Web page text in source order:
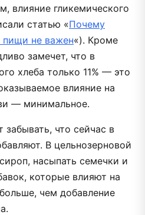
влияние гликемического
статью «Почему
пищи не важен«). Кроме
замечет, что в
хлеба только 11% — это
влияние на
— минимальное.
забывать, что сейчас в
В цельнозерновой
насыпать семечки и
которые влияют на
чем добавление